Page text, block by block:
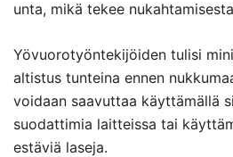
unta, mikä tekee
Yövuorotyöntekijöiden tulisi
altistus tunteina ennen
voidaan saavuttaa käyttämällä
suodattimia laitteissa tai
estäviä laseja.